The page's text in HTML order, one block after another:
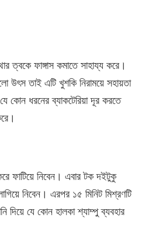
ত্বকে ফাঙ্গাস কমাতে সাহায্য করে।
উৎস তাই এটি খুশকি নিরাময়ে সহায়তা
কোন ধরনের ব্যাকটেরিয়া দূর করতে
ফাটিয়ে নিবেন। এবার টক দইটুকু
নিবেন। এরপর ১৫ মিনিট মিশ্রণটি
দিয়ে যে কোন হালকা শ্যাম্পু ব্যবহার